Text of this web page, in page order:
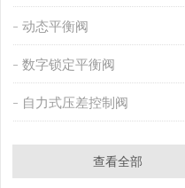
动态平衡阀
数字锁定平衡阀
自力式压差控制阀
查看全部